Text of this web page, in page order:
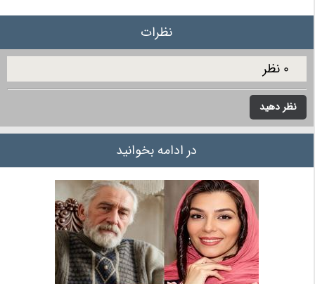
نظرات
0 نظر
نظر دهید
در ادامه بخوانید